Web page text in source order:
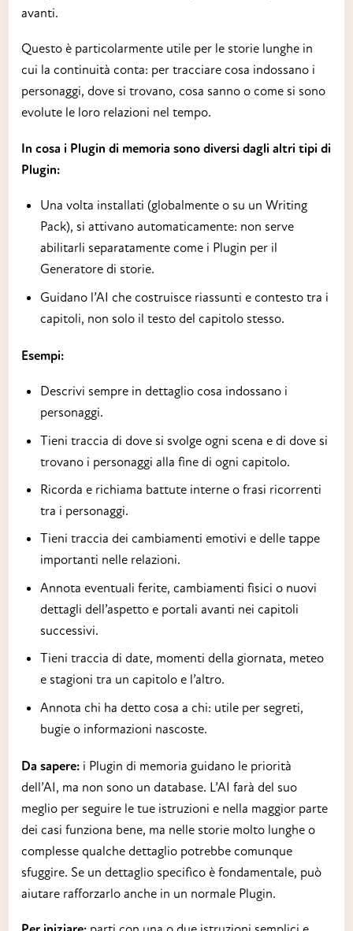
avanti.
Questo è particolarmente utile per le storie lunghe in
cui la continuità conta: per tracciare cosa indossano i
personaggi, dove si trovano, cosa sanno o come si sono
evolute le loro relazioni nel tempo.
In cosa i Plugin di memoria sono diversi dagli altri tipi di
Plugin:
Una volta installati (globalmente o su un Writing
Pack), si attivano automaticamente: non serve
abilitarli separatamente come i Plugin per il
Generatore di storie.
Guidano l’AI che costruisce riassunti e contesto tra i
capitoli, non solo il testo del capitolo stesso.
Esempi:
Descrivi sempre in dettaglio cosa indossano i
personaggi.
Tieni traccia di dove si svolge ogni scena e di dove si
trovano i personaggi alla fine di ogni capitolo.
Ricorda e richiama battute interne o frasi ricorrenti
tra i personaggi.
Tieni traccia dei cambiamenti emotivi e delle tappe
importanti nelle relazioni.
Annota eventuali ferite, cambiamenti fisici o nuovi
dettagli dell’aspetto e portali avanti nei capitoli
successivi.
Tieni traccia di date, momenti della giornata, meteo
e stagioni tra un capitolo e l’altro.
Annota chi ha detto cosa a chi: utile per segreti,
bugie o informazioni nascoste.
Da sapere: i Plugin di memoria guidano le priorità
dell’AI, ma non sono un database. L’AI farà del suo
meglio per seguire le tue istruzioni e nella maggior parte
dei casi funziona bene, ma nelle storie molto lunghe o
complesse qualche dettaglio potrebbe comunque
sfuggire. Se un dettaglio specifico è fondamentale, può
aiutare rafforzarlo anche in un normale Plugin.